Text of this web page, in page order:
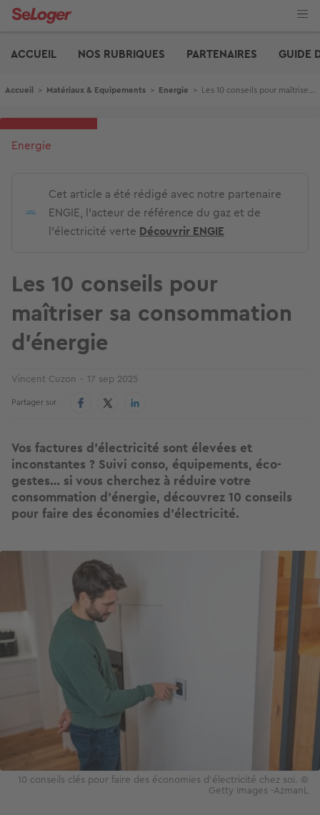
Aller
ACCUEIL
NOS RUBRIQUES PARTENAIRES GUIDE
Fil d'Ariane
Accueil > Matériaux & Equipements > Energie > Les 10 conseils pour maîtriser sa consommation d’énergie
Energie
Cet article a été rédigé avec notre partenaire
ENGIE, l'acteur de référence du gaz et de
l'électricité verte Découvrir ENGIE
Les 10 conseils pour
maîtriser sa consommation
d’énergie
Vincent Cuzon 17 sep 2025
Partager sur
Vos factures d’électricité sont élevées et
inconstantes ? Suivi conso, équipements, éco-
gestes… si vous cherchez à réduire votre
consommation d’énergie, découvrez 10 conseils
pour faire des économies d'électricité.
Image
10 conseils clés pour faire des économies d'électricité chez soi. ©
Getty Images -AzmanL